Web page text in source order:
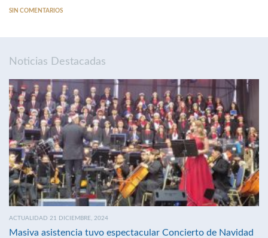
SIN COMENTARIOS
Noticias Destacadas
ACTUALIDAD 21 DICIEMBRE, 2024
Masiva asistencia tuvo espectacular Concierto de Navidad